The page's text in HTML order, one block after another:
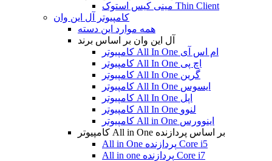
مینی کیس استوک Thin Client
کامپیوتر آل این وان
همه موارد این دسته
آل این وان بر اساس برند
کامپیوتر All In One ام اس آی
کامپیوتر All In One اچ پی
کامپیوتر All In One گرین
کامپیوتر All In One ایسوس
کامپیوتر All In One اپل
کامپیوتر All In One لنوو
کامپیوتر All in One اینوورس
کامپیوتر All in One بر اساس پردازنده
All in One پردازنده Core i5
All in one پردازنده Core i7